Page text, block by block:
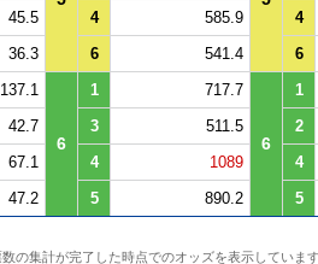
45.5 4 585.9
4
36.3 6 541.4 6
137.1
6
1 717.7
6
1
42.7 3 511.5
2
67.1 4 1089
4
47.2 5 890.2 5
の集計が完了した時点でのオッズを表示していま